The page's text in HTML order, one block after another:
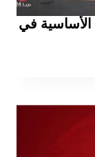
الأساسية في